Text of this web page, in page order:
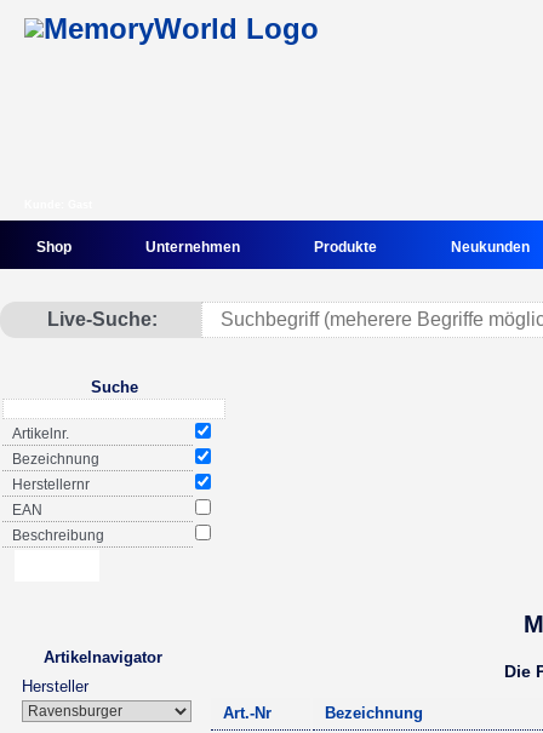
Shop Unternehmen Produkte Neukunden
Live-Suche:
Suche
Artikelnr.
Bezeichnung
Herstellernr
EAN
Beschreibung
Artikelnavigator
Hersteller
Die
Art.-Nr Bezeichnung